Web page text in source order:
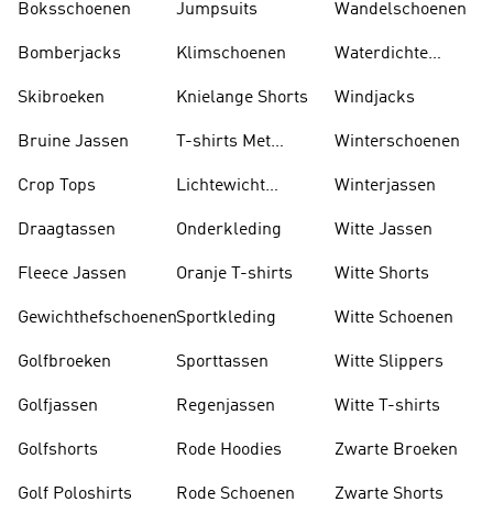
Boksschoenen
Bomberjacks
Skibroeken
Bruine Jassen
Crop Tops
Draagtassen
Fleece Jassen
Gewichthefschoenen
Golfbroeken
Golfjassen
Golfshorts
Golf Poloshirts
Jumpsuits
Klimschoenen
Knielange Shorts
T-shirts Met
Lichtewicht
Onderkleding
Oranje T-shirts
Sportkleding
Sporttassen
Regenjassen
Rode Hoodies
Rode Schoenen
Wandelschoenen
Waterdichte
Windjacks
Winterschoenen
Winterjassen
Witte Jassen
Witte Shorts
Witte Schoenen
Witte Slippers
Witte T-shirts
Zwarte Broeken
Zwarte Shorts